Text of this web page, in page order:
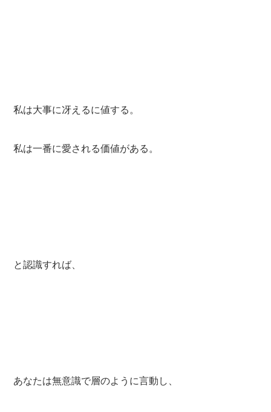
私は大事に冴えるに値する。
私は一番に愛される価値がある。
と認識すれば、
あなたは無意識で層のように言動し、